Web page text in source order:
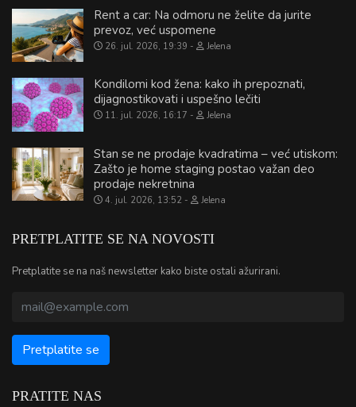
Rent a car: Na odmoru ne želite da jurite
prevoz, već uspomene
26. jul. 2026, 19:39 Jelena
Kondilomi kod žena: kako ih prepoznati,
dijagnostikovati i uspešno lečiti
11. jul. 2026, 16:17 Jelena
Stan se ne prodaje kvadratima – već utiskom:
Zašto je home staging postao važan deo
prodaje nekretnina
4. jul. 2026, 13:52 Jelena
PRETPLATITE SE NA NOVOSTI
Pretplatite se na naš newsletter kako biste ostali ažurirani.
PRATITE NAS